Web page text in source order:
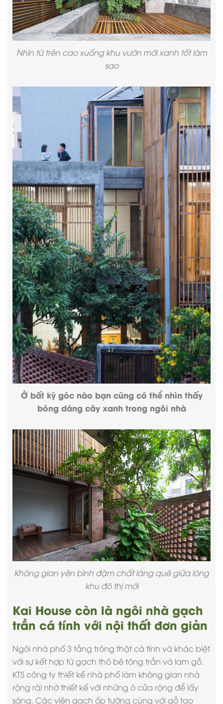
Nhìn từ trên cao xuống khu vườn mới xanh tốt làm
sao
Ở bất kỳ góc nào bạn cũng có thể nhìn thấy
bóng dáng cây xanh trong ngôi nhà
Không gian yên bình đậm chất làng quê giữa lòng
khu đô thị mới
Kai House còn là ngôi nhà gạch
trần cá tính với nội thất đơn giản
Ngôi nhà phố 3 tầng trông thật cá tính và khác biệt
với sự kết hợp từ gạch thô bê tông trần và lam gỗ.
KTScông ty thiết kế nhà phốlàm không gian nhà
rộng rãi nhờ thiết kế với những ô cửa rộng để lấy
sáng. Các viên gạch ốp tường cùng với gỗ tạo